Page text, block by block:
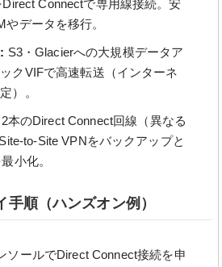
Connectで専用線接続。安
データを移行。
S3・Glacierへの大規模データア
クVIFで高速転送（インターネ
）。
2本のDirect Connect回線（異なる
to-Site VPNをバックアップと
小化。
順（ハンズオン例）
ソールでDirect Connect接続を申